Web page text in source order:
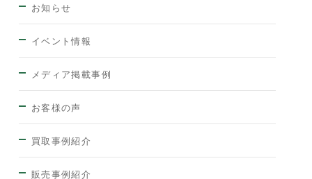
お知らせ
イベント情報
メディア掲載事例
お客様の声
買取事例紹介
販売事例紹介